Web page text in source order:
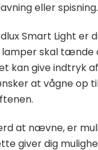
eller spisning.
Smart Light
skal tænde
kan give indtryk
at vågne op
at nævne, er
giver dig